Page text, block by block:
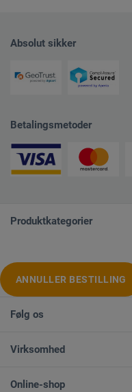
Absolut sikker
Betalingsmetoder
Produktkategorier
ANNULLER BESTILLING
Følg os
Virksomhed
Online-shop